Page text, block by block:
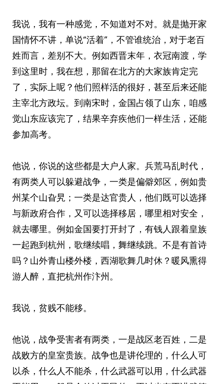
我说，我有一种感觉，不知道对不对。就是抛开家
国情怀不讲，单说“活着”，不管谁统治，对于老百
姓而言，差别不大。例如西晋末年，衣冠南渡，学
到这里时，我在想，那留在北方的大家族肯定完
了，实际上呢？他们照样活的很好，甚至后来还能
主宰北方政坛。到南宋时，金国占领了山东，咱感
觉山东应该完了，结果辛弃疾他们一样生活，还能
参加高考。
他说，你说的这些都是大户人家。兵荒马乱时代，
有两类人可以躲避战争，一类是偏僻郊区，例如贵
州某个山旮旯；一类是达官贵人，他们既可以选择
与新政府合作，又可以选择移居，哪里相对安全，
就去哪里。例如金国要打开封了，有钱人跟着皇族
一起跑到杭州，歌继续唱，舞继续跳。不是有首诗
吗？山外青山楼外楼，西湖歌舞几时休？暖风熏得
游人醉，直把杭州作汴州。
我说，贫贱不能移。
他说，战争受害者有两类，一是战区老百姓，二是
战败方的皇室贵族。战争也是讲伦理的，什么人可
以杀，什么人不能杀，什么武器可以用，什么武器